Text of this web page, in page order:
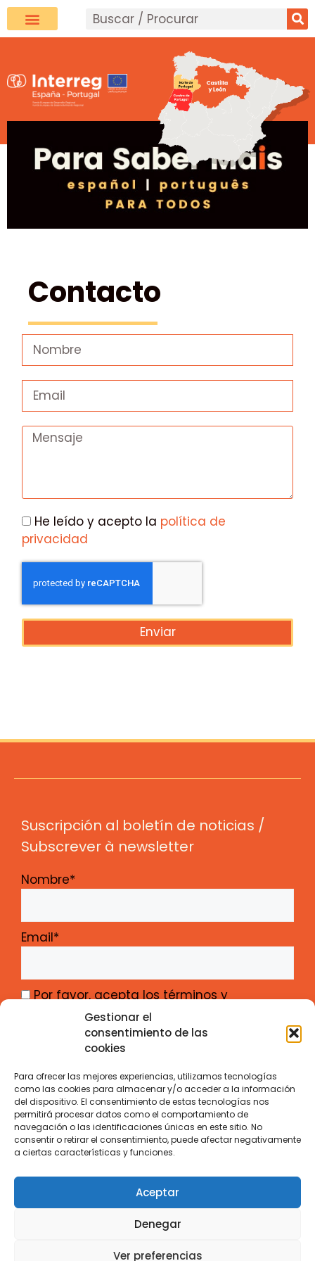
Gestionar el
consentimiento de las
cookies
Para ofrecer las mejores experiencias, utilizamos tecnologías
como las cookies para almacenar y/o acceder a la información
del dispositivo. El consentimiento de estas tecnologías nos
permitirá procesar datos como el comportamiento de
navegación o las identificaciones únicas en este sitio. No
consentir o retirar el consentimiento, puede afectar negativamente
a ciertas características y funciones.
Aceptar
Denegar
Ver preferencias
Contacto
He leído y acepto la política de
privacidad
Enviar
Suscripción al boletín de noticias /
Subscrever à newsletter
Nombre*
Email*
Por favor, acepta los términos y
condiciones
Gabinete de Iniciativas Transfronterizas –
Junta de Castilla y León
Calle Santiago Alba 1 – ES-47008 Valladolid
ContactoAviso LegalPrivacidadCookies